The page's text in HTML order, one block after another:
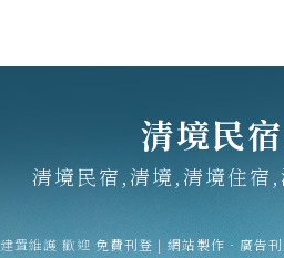
清境民宿
清境民宿,清境,清境住宿,
建置維護 歡迎 免費刊登 | 網站製作‧廣告刊